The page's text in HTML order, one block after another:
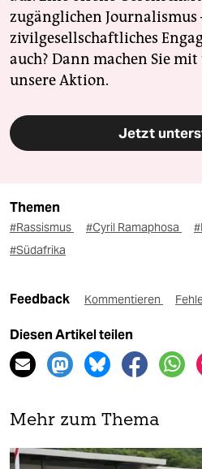
zugänglichen Journalismus
zivilgesellschaftliches
auch? Dann machen Sie
unsere Aktion.
Jetzt
Themen
#Rassismus #Cyril Ramaphosa
#Südafrika
Feedback Kommentieren
Diesen Artikel teilen
Mehr zum Thema